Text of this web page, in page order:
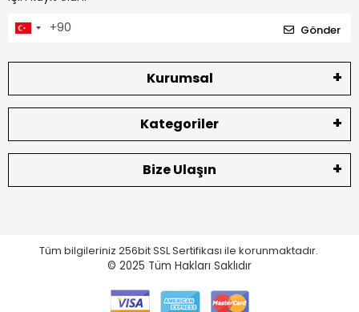
Gönder
Kurumsal
Kategoriler
Bize Ulaşın
Tüm bilgileriniz 256bit SSL Sertifikası ile korunmaktadır.
© 2025 Tüm Hakları Saklıdır